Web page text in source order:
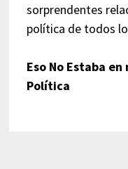
sorprendentes
política de todos
Eso No Estaba
Política